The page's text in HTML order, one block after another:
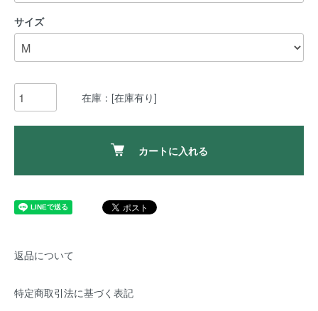
サイズ
在庫：[在庫有り]
カートに入れる
返品について
特定商取引法に基づく表記